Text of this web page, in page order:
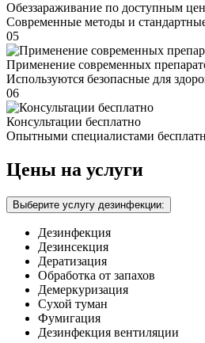
Обеззараживание по доступным
Современные методы и
05
Применение современных
Используются безопасные для
06
Консультации бесплатно
Опытными специалистами
Цены на услуги
Выберите услугу дезинфекции:
Дезинфекция
Дезинсекция
Дератизация
Обработка от запахов
Демеркуризация
Сухой туман
Фумигация
Дезинфекция вентиляции